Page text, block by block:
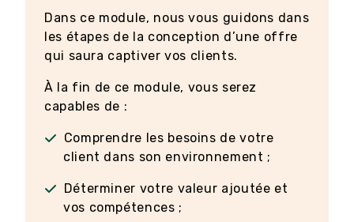
Dans ce module, nous vous guidons dans
les étapes de la conception d’une offre
qui saura captiver vos clients.
À la fin de ce module, vous serez
capables de :
Comprendre les besoins de votre
client dans son environnement ;
Déterminer votre valeur ajoutée et
vos compétences ;